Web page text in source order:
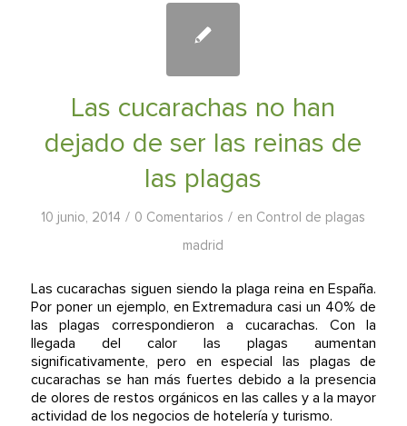
Las cucarachas no han
dejado de ser las reinas de
las plagas
10 junio, 2014 / 0 Comentarios / en Control de plagas
madrid
Las cucarachas siguen siendo la plaga reina en España.
Por poner un ejemplo, en Extremadura casi un 40% de
las plagas correspondieron a cucarachas. Con la
llegada del calor las plagas aumentan
significativamente, pero en especial las plagas de
cucarachas se han más fuertes debido a la presencia
de olores de restos orgánicos en las calles y a la mayor
actividad de los negocios de hotelería y turismo.